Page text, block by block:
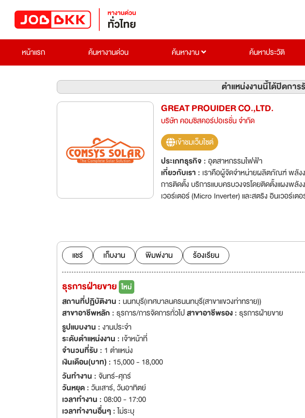
หน้าแรก
ค้นหางานด่วน ค้นหางาน ค้นหาประวัติ
ตำแหน่งงานนี้ได้ปิดกา
GREAT PROUIDER CO.,LTD.
บริษัท คอมซิสคอร์ปอเรชั่น จำกัด
เข้าชมเว็บไซต์
ประเภทธุรกิจ :อุตสาหกรรมไฟฟ้า
เกี่ยวกับเรา : เราคือผู้จัดจำหน่ายผลิตภัณฑ์ พลัง
การติดตั้ง บริการแบบครบวงจรโดยติดตั้งแผงพลั
เวอร์เตอร์ (Micro Inverter) และสตริง อินเวอร์
แชร์ เก็บงาน พิมพ์งาน ร้องเรียน
ธุรการฝ่ายขาย ใหม่
สถานที่ปฏิบัติงาน : นนทบุรี(เทศบาลนครนนทบุรี(สาขาแขวงท่าทราย))
สาขาอาชีพหลัก : ธุรการ/การจัดการทั่วไปสาขาอาชีพรอง : ธุรการฝ่ายขาย
รูปแบบงาน :งานประจำ
ระดับตำแหน่งงาน : เจ้าหน้าที่
จำนวนที่รับ : 1 ตำแหน่ง
เงินเดือน(บาท) : 15,000 - 18,000
วันทำงาน : จันทร์-ศุกร์
วันหยุด :วันเสาร์,วันอาทิตย์
เวลาทำงาน :08:00 - 17:00
เวลาทำงานอื่นๆ :ไม่ระบุ